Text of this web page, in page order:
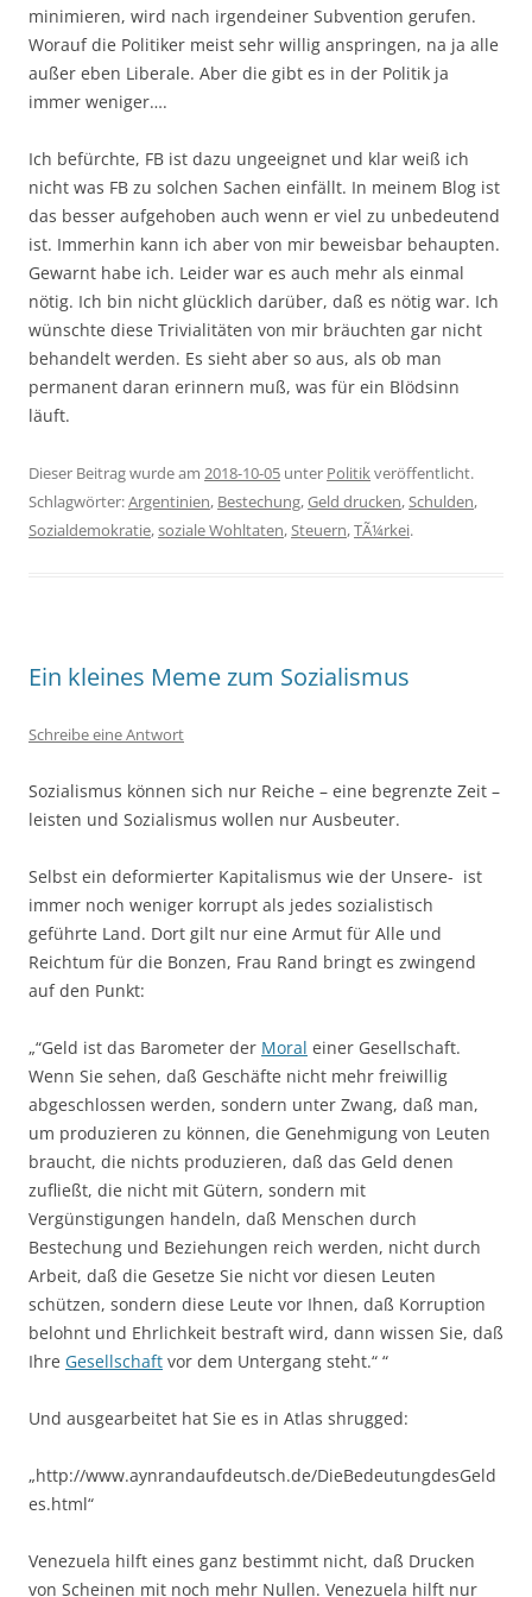
minimieren, wird nach irgendeiner Subvention gerufen.
Worauf die Politiker meist sehr willig anspringen, na ja alle
außer eben Liberale. Aber die gibt es in der Politik ja
immer weniger….
Ich befürchte, FB ist dazu ungeeignet und klar weiß ich
nicht was FB zu solchen Sachen einfällt. In meinem Blog ist
das besser aufgehoben auch wenn er viel zu unbedeutend
ist. Immerhin kann ich aber von mir beweisbar behaupten.
Gewarnt habe ich. Leider war es auch mehr als einmal
nötig. Ich bin nicht glücklich darüber, daß es nötig war. Ich
wünschte diese Trivialitäten von mir bräuchten gar nicht
behandelt werden. Es sieht aber so aus, als ob man
permanent daran erinnern muß, was für ein Blödsinn
läuft.
Dieser Beitrag wurde am 2018-10-05 unter Politikveröffentlicht.
Schlagwörter:Argentinien, Bestechung,Geld drucken,Schulden,
Sozialdemokratie,soziale Wohltaten,Steuern,TÃ¼rkei.
Ein kleines Meme zum Sozialismus
Schreibe eine Antwort
Sozialismus können sich nur Reiche – eine begrenzte Zeit –
leisten und Sozialismus wollen nur Ausbeuter.
Selbst ein deformierter Kapitalismus wie der Unsere- ist
immer noch weniger korrupt als jedes sozialistisch
geführte Land. Dort gilt nur eine Armut für Alle und
Reichtum für die Bonzen, Frau Rand bringt es zwingend
auf den Punkt:
„“Geld ist das Barometer der Moral einer Gesellschaft.
Wenn Sie sehen, daß Geschäfte nicht mehr freiwillig
abgeschlossen werden, sondern unter Zwang, daß man,
um produzieren zu können, die Genehmigung von Leuten
braucht, die nichts produzieren, daß das Geld denen
zufließt, die nicht mit Gütern, sondern mit
Vergünstigungen handeln, daß Menschen durch
Bestechung und Beziehungen reich werden, nicht durch
Arbeit, daß die Gesetze Sie nicht vor diesen Leuten
schützen, sondern diese Leute vor Ihnen, daß Korruption
belohnt und Ehrlichkeit bestraft wird, dann wissen Sie, daß
Ihre Gesellschaft vor dem Untergang steht.“ “
Und ausgearbeitet hat Sie es in Atlas shrugged:
„http://www.aynrandaufdeutsch.de/DieBedeutungdesGeld
es.html“
Venezuela hilft eines ganz bestimmt nicht, daß Drucken
von Scheinen mit noch mehr Nullen. Venezuela hilft nur